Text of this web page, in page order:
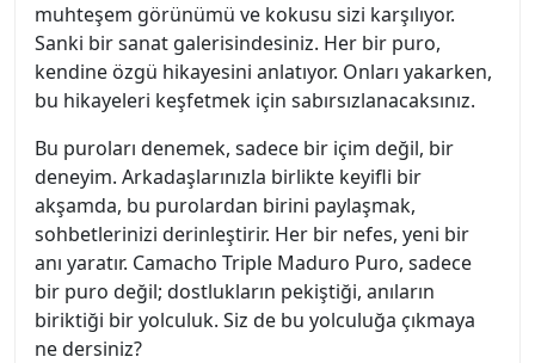
muhteşem görünümü ve kokusu sizi karşılıyor.
Sanki bir sanat galerisindesiniz. Her bir puro,
kendine özgü hikayesini anlatıyor. Onları yakarken,
bu hikayeleri keşfetmek için sabırsızlanacaksınız.
Bu puroları denemek, sadece bir içim değil, bir
deneyim. Arkadaşlarınızla birlikte keyifli bir
akşamda, bu purolardan birini paylaşmak,
sohbetlerinizi derinleştirir. Her bir nefes, yeni bir
anı yaratır. Camacho Triple Maduro Puro, sadece
bir puro değil; dostlukların pekiştiği, anıların
biriktiği bir yolculuk. Siz de bu yolculuğa çıkmaya
ne dersiniz?